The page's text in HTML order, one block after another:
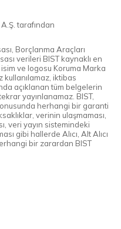
tarafından
Borçlanma Araçları
verileri BIST kaynaklı en
ve logosu Koruma Marka
kullanılamaz, iktibas
açıklanan tüm belgelerin
yayınlanamaz. BIST,
herhangi bir garanti
verinin ulaşmaması,
veri yayın sistemindeki
gibi hallerde Alıcı, Alt Alıcı
bir zarardan BIST